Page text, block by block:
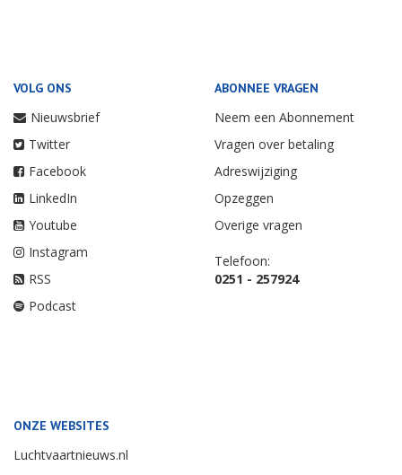
VOLG ONS
Nieuwsbrief
Twitter
Facebook
LinkedIn
Youtube
Instagram
RSS
Podcast
ABONNEE VRAGEN
Neem een Abonnement
Vragen over betaling
Adreswijziging
Opzeggen
Overige vragen
Telefoon:
0251 - 257924
ONZE WEBSITES
Luchtvaartnieuws.nl